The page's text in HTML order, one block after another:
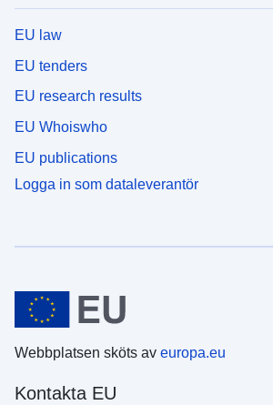
EU law
EU tenders
EU research results
EU Whoiswho
EU publications
Logga in som dataleverantör
Webbplatsen sköts av europa.eu
Kontakta EU